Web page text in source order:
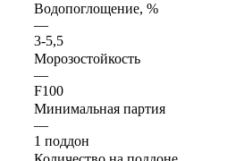
Водопоглощение, %
—
3-5,5
Морозостойкость
—
F100
Минимальная партия
—
1 поддон